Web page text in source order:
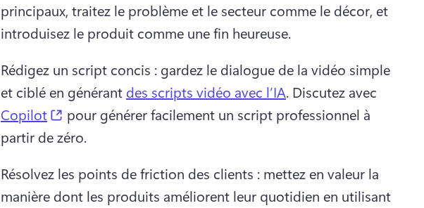
principaux, traitez le problème et le secteur comme le décor, et
introduisez le produit comme une fin heureuse.
Rédigez un script concis : gardez le dialogue de la vidéo simple
et ciblé en générant des scripts vidéo avec l’IA. Discutez avec
Copilot
(opens in a new tab)
pour générer facilement un script professionnel à
partir de zéro.
Résolvez les points de friction des clients : mettez en valeur la
manière dont les produits améliorent leur quotidien en utilisant